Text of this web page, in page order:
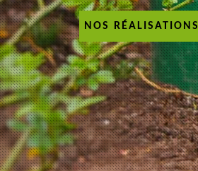
NOS RÉALISATIONS